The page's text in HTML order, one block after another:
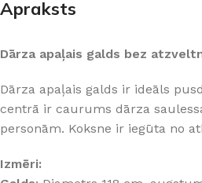
Sīkāk
PALĪGINSTRUMENTI
Rullīši
Apraksts
Dārza apaļais galds bez
Dārza apaļais galds ir ideāls
centrā ir caurums dārza
personām. Koksne ir iegūta no
Izmēri: